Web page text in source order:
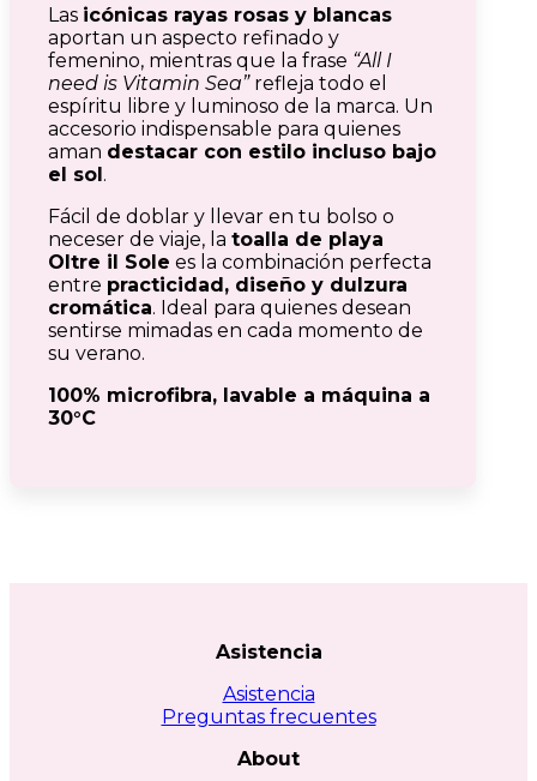
Las icónicas rayas rosas y blancas
aportan un aspecto refinado y
femenino, mientras que la frase “All I
need is Vitamin Sea”refleja todo el
espíritu libre y luminoso de la marca. Un
accesorio indispensable para quienes
aman destacar con estilo incluso bajo
el sol .
Fácil de doblar y llevar en tu bolso o
neceser de viaje, la toalla de playa
Oltre il Sole es la combinación perfecta
entre practicidad, diseño y dulzura
cromática. Ideal para quienes desean
sentirse mimadas en cada momento de
su verano.
100% microfibra, lavable a máquina a
30°C
Asistencia
Asistencia
Preguntas frecuentes
About